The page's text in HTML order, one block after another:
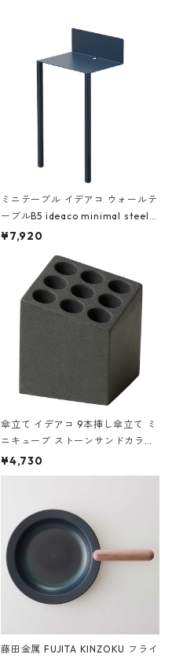
ミニテーブル イデアコ ウォールテ
ーブルB5 ideaco minimal steel f
urniture WALL Table B5 ネイビー
¥7,920
傘立て イデアコ 9本挿し傘立て ミ
ニキューブ ストーンサンドカラー
石調 ideaco Umbrella Stand CUB
E ストーンサンドブラック
¥4,730
藤田金属 FUJITA KINZOKU フライ